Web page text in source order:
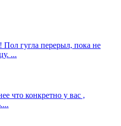
гугла перерыл, пока не
...
что конкретно у вас ,